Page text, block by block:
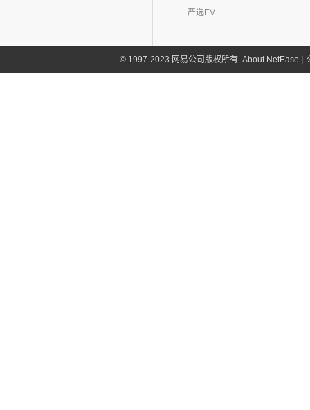
严选EV
©1997-2023 网易公司版权所有 About NetEase